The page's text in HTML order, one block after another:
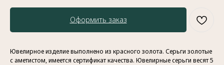
Оформить заказ
Ювелирное изделие выполнено из красного золота. Серьги золотые
с аметистом, имеется сертификат качества. Ювелирные серьги весят 5